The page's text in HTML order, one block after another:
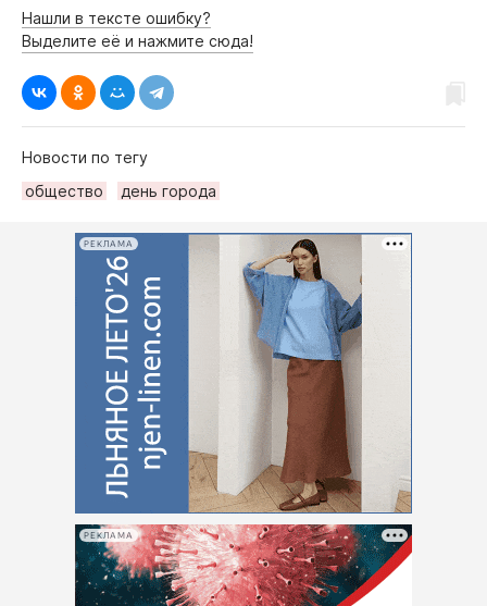
Нашли в тексте ошибку?
Выделите её и нажмите сюда!
Новости по тегу
общество
день города
РЕКЛАМА
РЕКЛАМА